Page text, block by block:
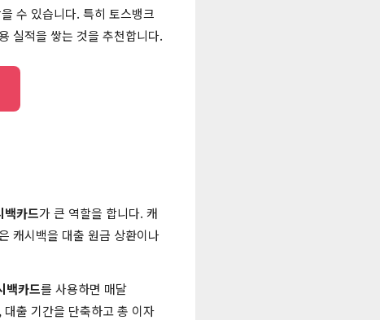
수 있습니다. 특히 토스뱅크
실적을 쌓는 것을 추천합니다.
백카드가 큰 역할을 합니다. 캐
캐시백을 대출 원금 상환이나
백카드를 사용하면 매달
출 기간을 단축하고 총 이자